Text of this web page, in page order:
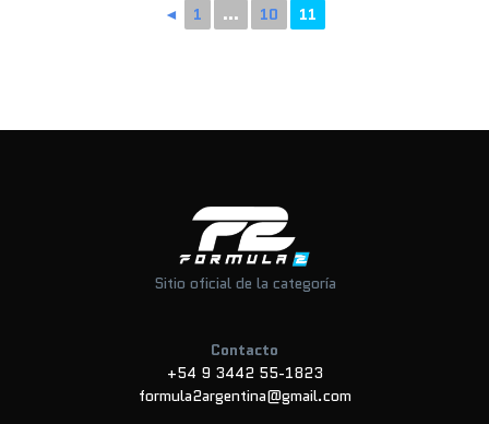
◄ 1 ... 10 11
Sitio oficial de la categoría
Contacto
+54 9 3442 55-1823
formula2argentina@gmail.com